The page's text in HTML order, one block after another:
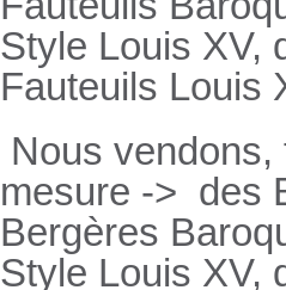
Style Louis XV,
Fauteuils Louis
Nous
mesure -> des
Bergères
Style Louis XV,